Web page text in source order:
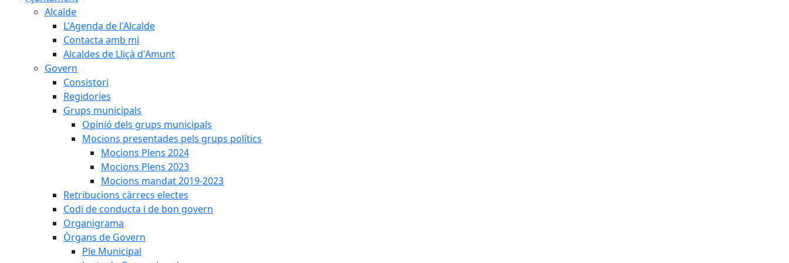
Alcalde
L'Agenda de l'Alcalde
Contacta amb mi
Alcaldes de Lliçà d'Amunt
Govern
Consistori
Regidories
Grups municipals
Opinió dels grups municipals
Mocions presentades pels grups polítics
Mocions Plens 2024
Mocions Plens 2023
Mocions mandat 2019-2023
Retribucions càrrecs electes
Codi de conducta i de bon govern
Organigrama
Òrgans de Govern
Ple Municipal